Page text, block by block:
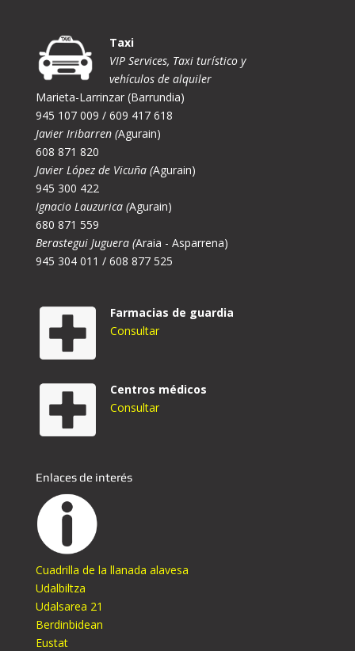
Taxi
VIP Services, Taxi turístico y
vehículos de alquiler
Marieta-Larrinzar (Barrundia)
945 107 009 / 609 417 618
Javier Iribarren (Agurain)
608 871 820
Javier López de Vicuña (Agurain)
945 300 422
Ignacio Lauzurica (Agurain)
680 871 559
Berastegui Juguera (Araia - Asparrena)
945 304 011 / 608 877 525
Farmacias de guardia
Consultar
Centros médicos
Consultar
Enlaces de interés
Cuadrilla de la llanada alavesa
Udalbiltza
Udalsarea 21
Berdinbidean
Eustat